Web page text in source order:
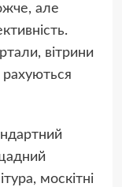
але
вітрини
рахуються
москітні